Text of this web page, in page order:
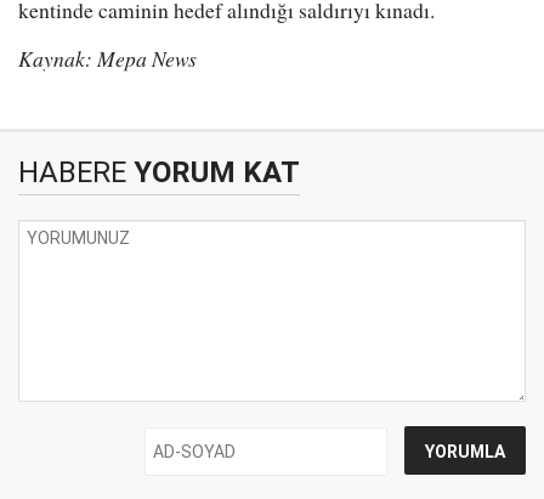
kentinde caminin hedef alındığı saldırıyı kınadı.
Kaynak: Mepa News
HABERE YORUM KAT